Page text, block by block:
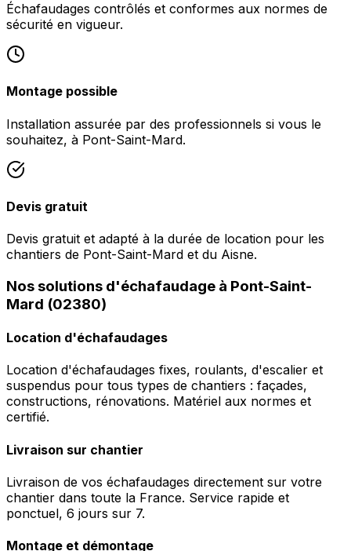
Échafaudages contrôlés et conformes aux normes de
sécurité en vigueur.
Montage possible
Installation assurée par des professionnels si vous le
souhaitez, à Pont-Saint-Mard.
Devis gratuit
Devis gratuit et adapté à la durée de location pour les
chantiers de Pont-Saint-Mard et du Aisne.
Nos solutions d'échafaudage à Pont-Saint-
Mard (02380)
Location d'échafaudages
Location d'échafaudages fixes, roulants, d'escalier et
suspendus pour tous types de chantiers : façades,
constructions, rénovations. Matériel aux normes et
certifié.
Livraison sur chantier
Livraison de vos échafaudages directement sur votre
chantier dans toute la France. Service rapide et
ponctuel, 6 jours sur 7.
Montage et démontage